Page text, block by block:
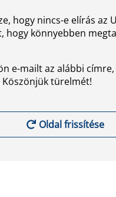
hogy nincs-e elírás az
hogy könnyebben
e-mailt az alábbi címre,
türelmét!
Oldal frissítése